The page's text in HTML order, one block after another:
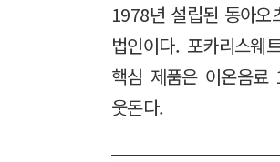
1978년 설립된 동아오
법인이다. 포카리스웨
핵심 제품은 이온음료
웃돈다.